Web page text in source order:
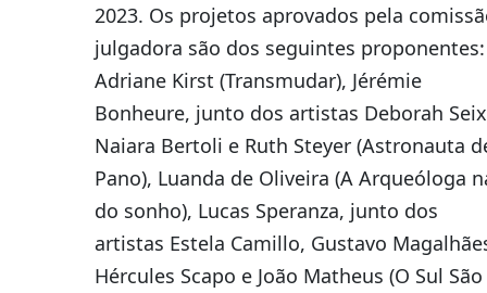
2023. Os projetos aprovados pela
julgadora são dos seguintes proponentes:
Adriane Kirst (Transmudar), Jérémie
Bonheure, junto dos artistas Deborah
Naiara Bertoli e Ruth Steyer (Astronauta
Pano), Luanda de Oliveira (A Arqueóloga
do sonho), Lucas Speranza, junto dos
artistas Estela Camillo, Gustavo
Hércules Scapo e João Matheus (O Sul